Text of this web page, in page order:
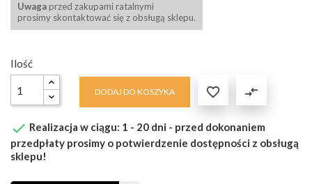
Uwaga przed zakupami ratalnymi
prosimy skontaktować się z obsługą sklepu.
Ilość
DODAJ DO KOSZYKA  compare_arrows
 Realizacja w ciągu: 1 - 20 dni - przed dokonaniem
przedpłaty prosimy o potwierdzenie dostępności z obsługą
sklepu!